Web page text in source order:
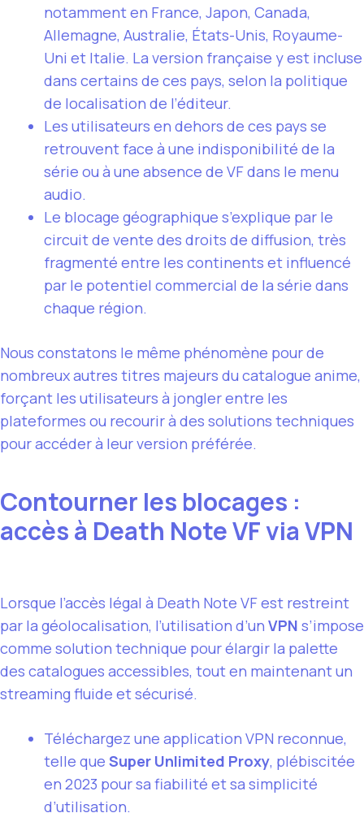
notamment en France, Japon, Canada,
Allemagne, Australie, États-Unis, Royaume-
Uni et Italie. La version française y est incluse
dans certains de ces pays, selon la politique
de localisation de l’éditeur.
Les utilisateurs en dehors de ces pays se
retrouvent face à une indisponibilité de la
série ou à une absence de VF dans le menu
audio.
Le blocage géographique s’explique par le
circuit de vente des droits de diffusion, très
fragmenté entre les continents et influencé
par le potentiel commercial de la série dans
chaque région.
Nous constatons le même phénomène pour de
nombreux autres titres majeurs du catalogue anime,
forçant les utilisateurs à jongler entre les
plateformes ou recourir à des solutions techniques
pour accéder à leur version préférée.
Contourner les blocages :
accès à Death Note VF via VPN
Lorsque l’accès légal à Death Note VF est restreint
par la géolocalisation, l’utilisation d’un VPN s’impose
comme solution technique pour élargir la palette
des catalogues accessibles, tout en maintenant un
streaming fluide et sécurisé.
Téléchargez une application VPN reconnue,
telle que Super Unlimited Proxy, plébiscitée
en 2023 pour sa fiabilité et sa simplicité
d’utilisation.